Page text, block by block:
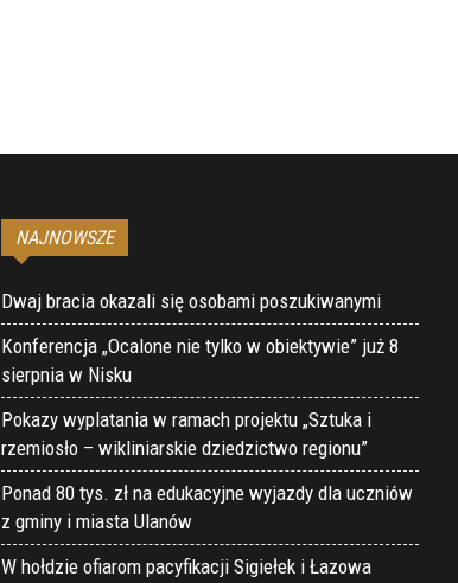
NAJNOWSZE
Dwaj bracia okazali się osobami poszukiwanymi
Konferencja „Ocalone nie tylko w obiektywie” już 8
sierpnia w Nisku
Pokazy wyplatania w ramach projektu „Sztuka i
rzemiosło – wikliniarskie dziedzictwo regionu”
Ponad 80 tys. zł na edukacyjne wyjazdy dla uczniów
z gminy i miasta Ulanów
W hołdzie ofiarom pacyfikacji Sigiełek i Łazowa